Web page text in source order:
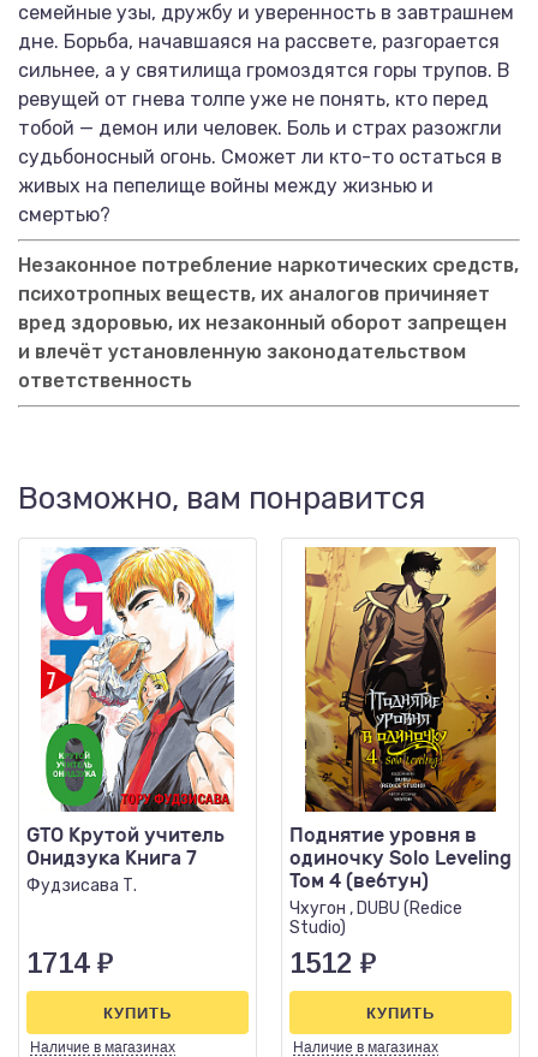
семейные узы, дружбу и уверенность в завтрашнем
дне. Борьба, начавшаяся на рассвете, разгорается
сильнее, а у святилища громоздятся горы трупов. В
ревущей от гнева толпе уже не понять, кто перед
тобой — демон или человек. Боль и страх разожгли
судьбоносный огонь. Сможет ли кто-то остаться в
живых на пепелище войны между жизнью и
смертью?
Незаконное потребление наркотических средств,
психотропных веществ, их аналогов причиняет
вред здоровью, их незаконный оборот запрещен
и влечёт установленную законодательством
ответственность
Возможно, вам понравится
GTO Крутой учитель
Онидзука Книга 7
Фудзисава Т.
1714 ₽
Наличие в магазинах
КУПИТЬ
Поднятие уровня в
одиночку Solo Leveling
Том 4 (вебтун)
Чхугон , DUBU (Redice
Studio)
1512 ₽
Наличие в магазинах
КУПИТЬ